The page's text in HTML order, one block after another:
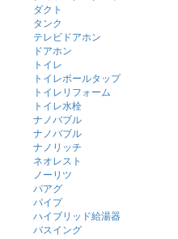
ダクト
タンク
テレビドアホン
ドアホン
トイレ
トイレボールタップ
トイレリフォーム
トイレ水栓
ナノバブル
ナノバブル
ナノリッチ
ネオレスト
ノーリツ
パアグ
パイプ
ハイブリッド給湯器
バスイング